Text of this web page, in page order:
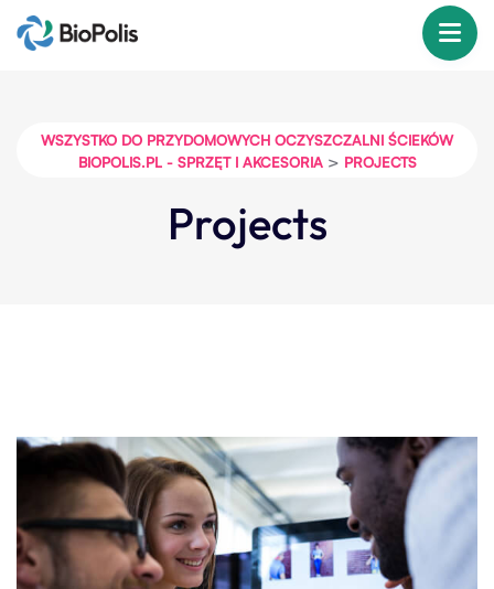
WSZYSTKO DO PRZYDOMOWYCH OCZYSZCZALNI ŚCIEKÓW
BIOPOLIS.PL - SPRZĘT I AKCESORIA> PROJECTS
Projects